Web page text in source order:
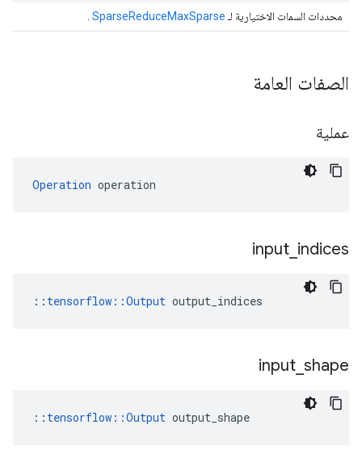
محددات السمات الاختيارية لـ SparseReduceMaxSparse
الصفات العامة
عملية
Operation operation
input indices
:: tensorflow::Output output_indices
input shape
:: tensorflow::Output output_shape